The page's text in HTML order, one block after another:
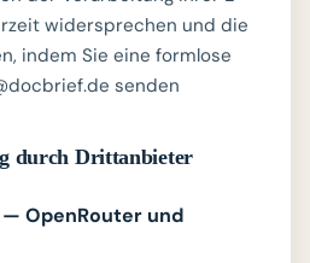
widersprechen und die
indem Sie eine formlose
senden
durch Drittanbieter
— OpenRouter und